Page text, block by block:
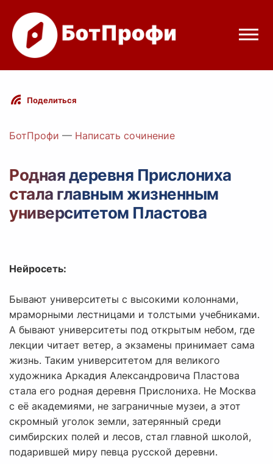
Режимы бота
Цены
Вход с Telegram
Поделиться
БотПрофи — Написать сочинение
Родная деревня Прислониха
стала главным жизненным
университетом Пластова
Нейросеть:
Бывают университеты с высокими колоннами,
мраморными лестницами и толстыми учебниками.
А бывают университеты под открытым небом, где
лекции читает ветер, а экзамены принимает сама
жизнь. Таким университетом для великого
художника Аркадия Александровича Пластова
стала его родная деревня Прислониха. Не Москва
с её академиями, не заграничные музеи, а этот
скромный уголок земли, затерянный среди
симбирских полей и лесов, стал главной школой,
подарившей миру певца русской деревни.